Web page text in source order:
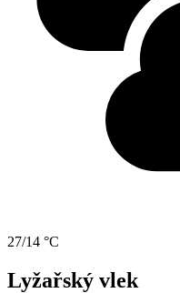
27/14 °C
Lyžařský vlek